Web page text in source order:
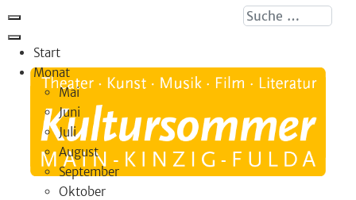
Suche ...
Start
Monat
Mai
Juni
Juli
August
September
Oktober